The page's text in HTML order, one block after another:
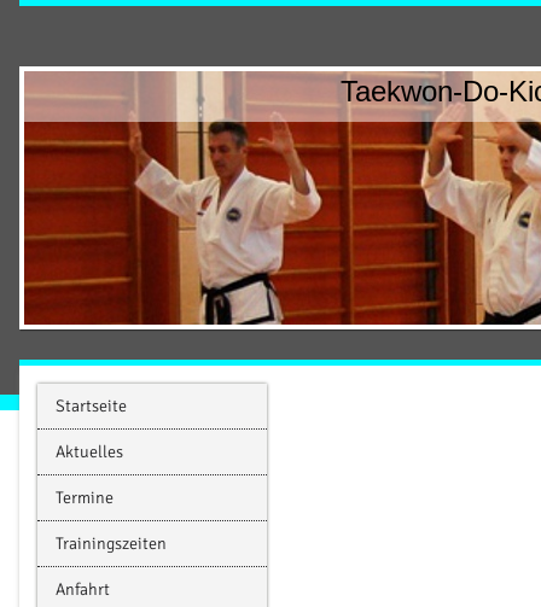
Taekwon-Do-
Startseite
Aktuelles
Termine
Trainingszeiten
Anfahrt